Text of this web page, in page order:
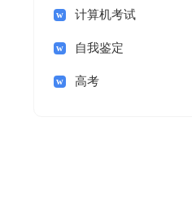
计算机考试
自我鉴定
高考